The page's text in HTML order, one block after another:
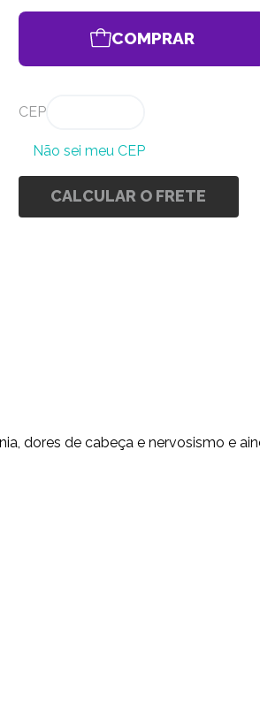
COMPRAR
CEP
Não sei meu CEP
CALCULAR O FRETE
dores de cabeça e nervosismo e